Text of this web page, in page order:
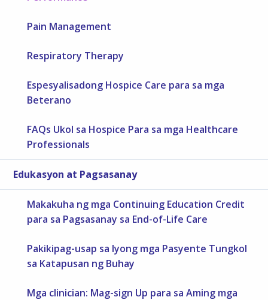
Pain Management
Respiratory Therapy
Espesyalisadong Hospice Care para sa mga
Beterano
FAQs Ukol sa Hospice Para sa mga Healthcare
Professionals
Edukasyon at Pagsasanay
Makakuha ng mga Continuing Education Credit
para sa Pagsasanay sa End-of-Life Care
Pakikipag-usap sa Iyong mga Pasyente Tungkol
sa Katapusan ng Buhay
Mga clinician: Mag-sign Up para sa Aming mga